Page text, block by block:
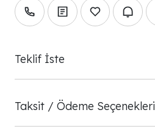
Teklif İste
Taksit / Ödeme Seçenekleri